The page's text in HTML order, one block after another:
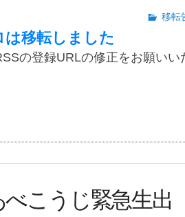
移転
移転しました
の登録URLの修正をお願いい
こうじ緊急生出